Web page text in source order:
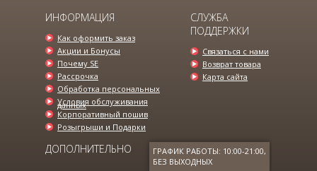
ИНФОРМАЦИЯ
Как оформить заказ
Акции и Бонусы
Почему SE
Рассрочка
Обработка персональных
данных
Условия обслуживания
Корпоративный пошив
Розыгрыши и Подарки
СЛУЖБА
ПОДДЕРЖКИ
Связаться с нами
Возврат товара
Карта сайта
ДОПОЛНИТЕЛЬНО
ГРАФИК РАБОТЫ: 10:00-21:00,
БЕЗ ВЫХОДНЫХ